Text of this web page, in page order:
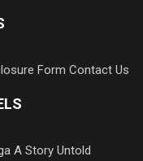
Form Contact Us
A Story Untold